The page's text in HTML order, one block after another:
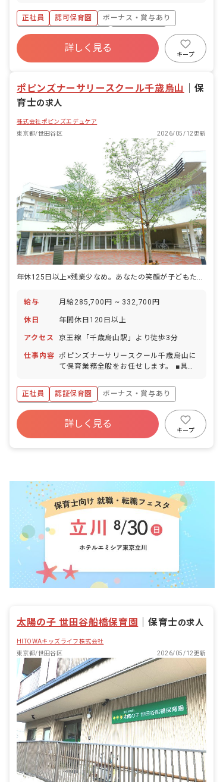
・食事・睡眠・排泄・清潔・衣類の着脱
等 ・集団生活を通じた社会性の装着 ・
行事の計画・実行、お知らせの作成
正社員 認可保育園
ボーナス・賞与あり
寮・住宅・家賃補助あり
社会保険完備
福利厚生充実
退職金制度
詳しく見る
キープ
ポピンズナーサリースクール千歳烏山
保
育士の求人
株式会社ポピンズエデュケア
東京都/世田谷区
2026/05/12更新
給与 月給285,700円 ~ 332,700円
休日 年間休日120日以上
アクセス 京王線「千歳烏山駅」より徒歩3分
仕事内容 ポピンズナーサリースクール千歳烏山に
て保育業務全般をお任せします。 ■具体
の保育業務 ・指導計画の立案、環境整
備、家庭との連携などのクラス運営全般
・園運営に関わる役割（季節行事）を分
担して担当
正社員 認証保育園
ボーナス・賞与あり
年間休日120日以上
寮・住宅・家賃補助あり
社会保険完備
詳しく見る
キープ
太陽の子 世田谷船橋保育園 保育士の求人
HITOWAキッズライフ株式会社
東京都/世田谷区
2026/05/12更新